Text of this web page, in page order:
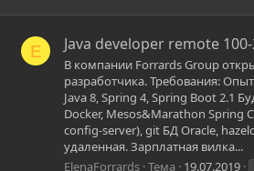
E Java developer remote 100-
В компании Forrards Group
разработчика. Требования:
Java 8, Spring 4, Spring Boot 2.1
Docker, Mesos&Marathon Spring
config-server), git БД Oracle,
удаленная. Зарплатная вилка...
ElenaForrards Тема 19.07.2019